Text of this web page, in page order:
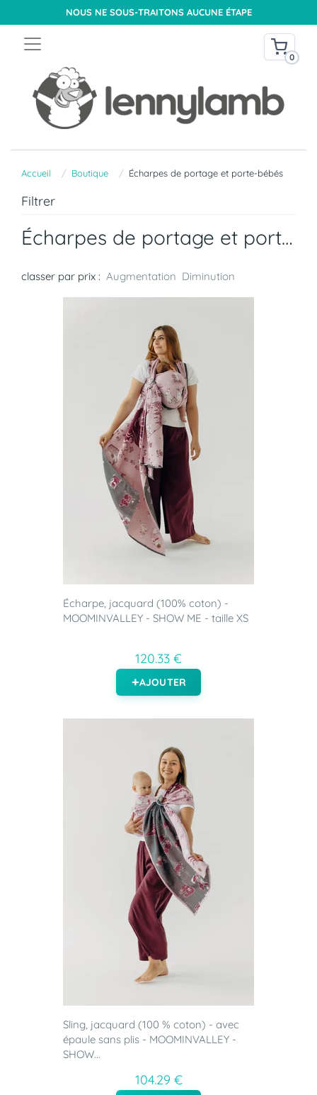
NOUS NE SOUS-TRAITONS AUCUNE ÉTAPE
0
Accueil Boutique Écharpes de portage et porte-bébés
Filtrer
Écharpes de portage et porte-bébés
classer par prix : Augmentation Diminution
Écharpe, jacquard (100% coton) -
MOOMINVALLEY - SHOW ME - taille XS
120.33 €
AJOUTER
Sling, jacquard (100 % coton) - avec
épaule sans plis - MOOMINVALLEY -
SHOW...
104.29 €